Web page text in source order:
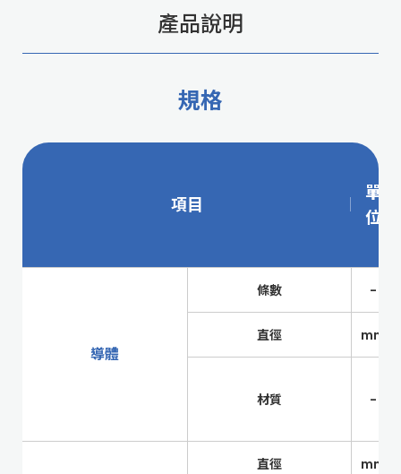
產品說明
規格
項目
單
位
導體
條數 -
直徑 mm
材質 -
直徑 mm